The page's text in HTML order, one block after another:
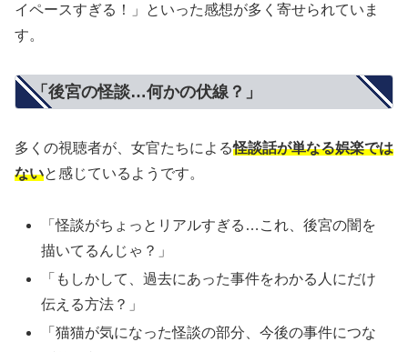
イペースすぎる！」といった感想が多く寄せられていま
す。
「後宮の怪談…何かの伏線？」
多くの視聴者が、女官たちによる怪談話が単なる娯楽では
ないと感じているようです。
「怪談がちょっとリアルすぎる…これ、後宮の闇を
描いてるんじゃ？」
「もしかして、過去にあった事件をわかる人にだけ
伝える方法？」
「猫猫が気になった怪談の部分、今後の事件につな